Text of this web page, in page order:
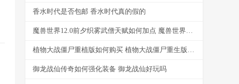
香水时代是否包邮 香水时代真的假的
魔兽世界12.0前夕织雾武僧天赋如何加点 魔兽世界12.0前夕
植物大战僵尸重植版如何购买 植物大战僵尸重生版2.0下载
御龙战仙传奇如何强化装备 御龙战仙好玩吗